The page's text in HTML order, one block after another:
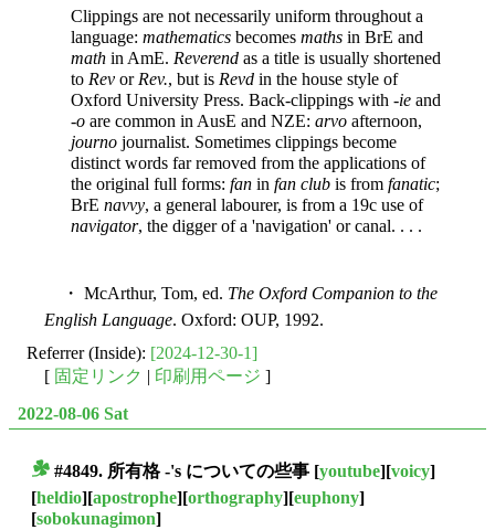
Clippings are not necessarily uniform throughout a
language: mathematics becomes maths in BrE and
math in AmE. Reverend as a title is usually shortened
to Rev or Rev., but is Revd in the house style of
Oxford University Press. Back-clippings with -ie and
-o are common in AusE and NZE: arvo afternoon,
journo journalist. Sometimes clippings become
distinct words far removed from the applications of
the original full forms: fan in fan club is from fanatic;
BrE navvy, a general labourer, is from a 19c use of
navigator, the digger of a 'navigation' or canal. . . .
・ McArthur, Tom, ed. The Oxford Companion to the
English Language. Oxford: OUP, 1992.
Referrer (Inside): [2024-12-30-1]
[ 固定リンク | 印刷用ページ ]
2022-08-06 Sat
#4849. 所有格 -'s についての些事 [youtube][voicy]
[heldio][apostrophe][orthography][euphony]
[sobokunagimon]